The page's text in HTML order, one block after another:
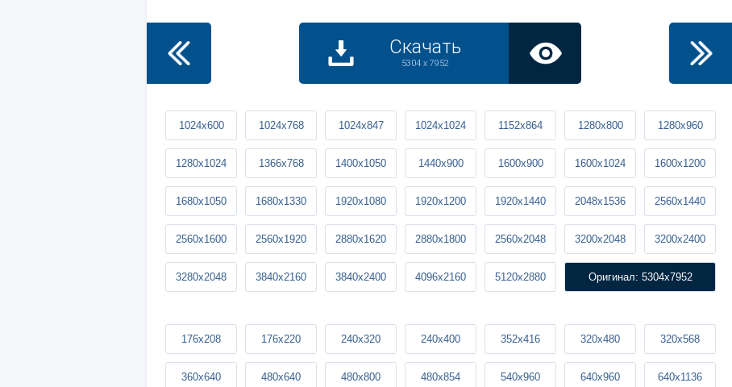
Скачать
5304 x 7952
1024x600 1024x768 1024x847 1024x1024 1152x864 1280x800 1280x960
1280x1024 1366x768 1400x1050 1440x900 1600x900 1600x1024 1600x1200
1680x1050 1680x1330 1920x1080 1920x1200 1920x1440 2048x1536 2560x1440
2560x1600 2560x1920 2880x1620 2880x1800 2560x2048 3200x2048 3200x2400
3280x2048 3840x2160 3840x2400 4096x2160 5120x2880 Оригинал: 5304x7952
176x208 176x220 240x320 240x400 352x416 320x480 320x568
360x640 480x640 480x800 480x854 540x960 640x960 640x1136